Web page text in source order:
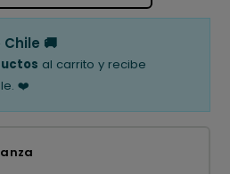
🚚
al carrito y recibe
❤️